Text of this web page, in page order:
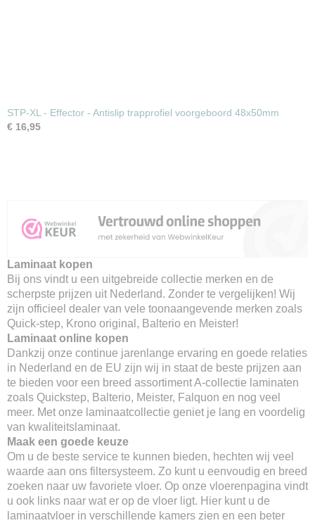
STP-XL - Effector - Antislip trapprofiel voorgeboord 48x50mm
€ 16,95
Laminaat kopen
Bij ons vindt u een uitgebreide collectie merken en de
scherpste prijzen uit Nederland. Zonder te vergelijken! Wij
zijn officieel dealer van vele toonaangevende merken zoals
Quick-step, Krono original, Balterio en Meister!
Laminaat online kopen
Dankzij onze continue jarenlange ervaring en goede relaties
in Nederland en de EU zijn wij in staat de beste prijzen aan
te bieden voor een breed assortiment A-collectie laminaten
zoals Quickstep, Balterio, Meister, Falquon en nog veel
meer. Met onze laminaatcollectie geniet je lang en voordelig
van kwaliteitslaminaat.
Maak een goede keuze
Om u de beste service te kunnen bieden, hechten wij veel
waarde aan ons filtersysteem. Zo kunt u eenvoudig en breed
zoeken naar uw favoriete vloer. Op onze vloerenpagina vindt
u ook links naar wat er op de vloer ligt. Hier kunt u de
laminaatvloer in verschillende kamers zien en een beter